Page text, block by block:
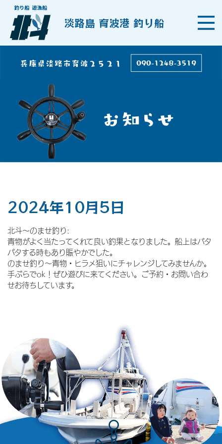
淡路島 育波港 釣り船
2024年10月5日
北斗〜のませ釣り:
青物がよく当たってくれて良い釣果となりました。船上はバタ
バタする時もあり賑やかでした。
のませ釣り〜青物・ヒラメ狙いにチャレンジしてみませんか。
手ぶらでok！ぜひ遊びに来てください。ご予約・お問い合わ
せお待ちしています。